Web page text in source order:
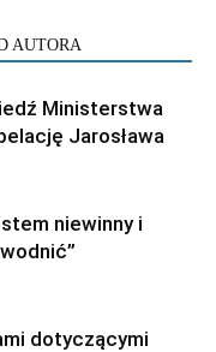
AUTORA
Ministerstwa
Jarosława
niewinny i
dotyczącymi